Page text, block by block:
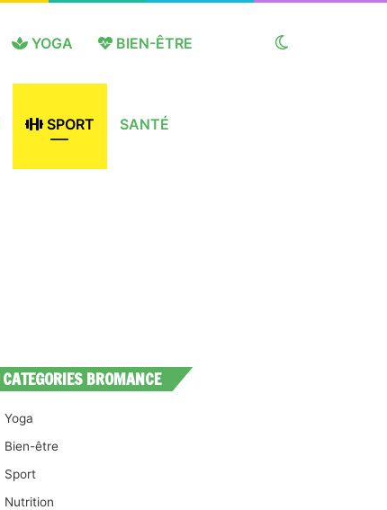
YOGA BIEN-ÊTRE
SPORT SANTÉ
CATEGORIES BROMANCE
Yoga
Bien-être
Sport
Nutrition